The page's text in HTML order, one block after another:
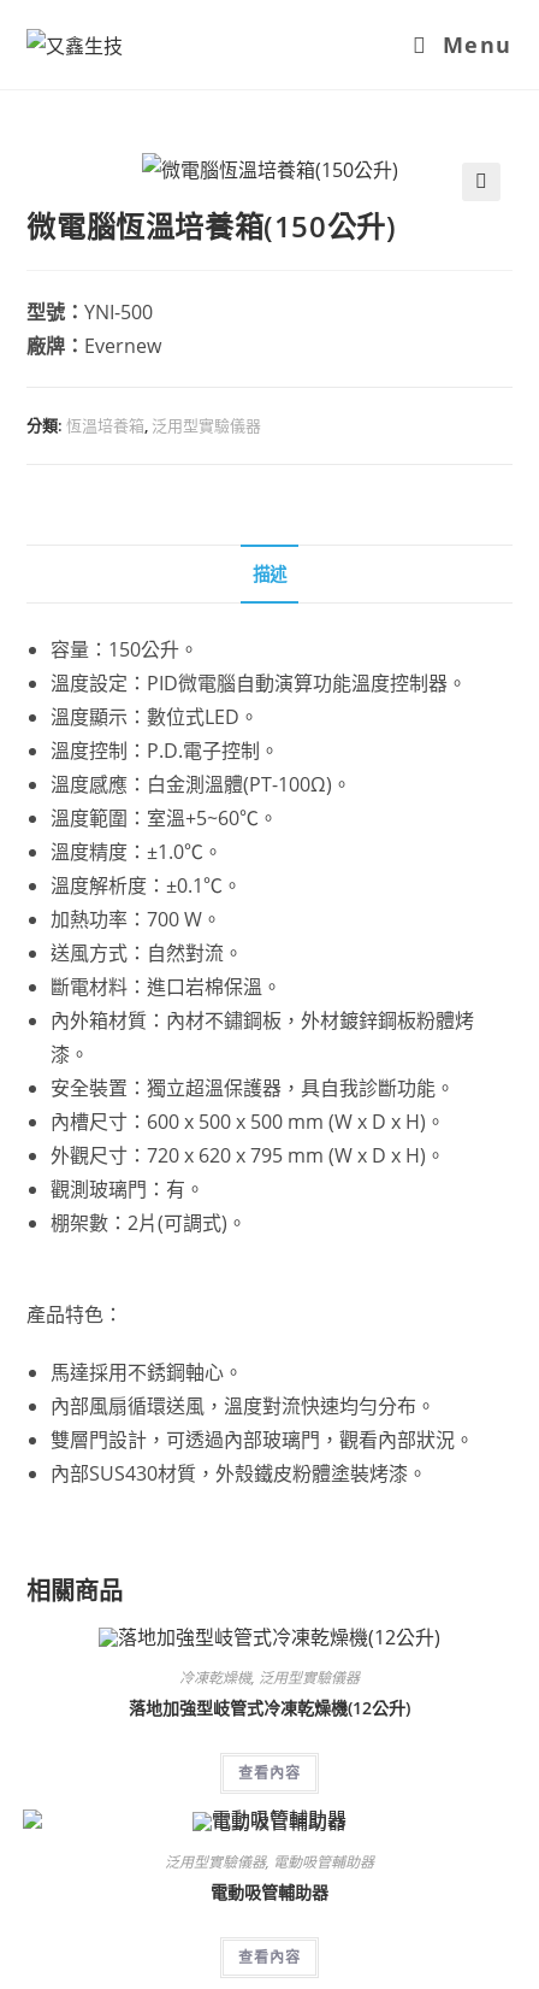
Menu
微電腦恆溫培養箱(150公升)
型號：YNI-500
廠牌： Evernew
分類:恆溫培養箱, 泛用型實驗儀器
描述
容量：150公升。
溫度設定：PID微電腦自動演算功能溫度控制器。
溫度顯示：數位式LED。
溫度控制：P.D.電子控制。
溫度感應：白金測溫體(PT-100Ω)。
溫度範圍：室溫+5~60℃。
溫度精度：±1.0℃。
溫度解析度：±0.1℃。
加熱功率：700 W。
送風方式：自然對流。
斷電材料：進口岩棉保溫。
內外箱材質：內材不鏽鋼板，外材鍍鋅鋼板粉體烤
漆。
安全裝置：獨立超溫保護器，具自我診斷功能。
內槽尺寸：600 x 500 x 500 mm (W x D x H)。
外觀尺寸：720 x 620 x 795 mm (W x D x H)。
觀測玻璃門：有。
棚架數：2片(可調式)。
產品特色：
馬達採用不銹鋼軸心。
內部風扇循環送風，溫度對流快速均勻分布。
雙層門設計，可透過內部玻璃門，觀看內部狀況。
內部SUS430材質，外殼鐵皮粉體塗裝烤漆。
相關商品
冷凍乾燥機, 泛用型實驗儀器
落地加強型岐管式冷凍乾燥機(12公升)
查看內容
泛用型實驗儀器, 電動吸管輔助器
電動吸管輔助器
查看內容